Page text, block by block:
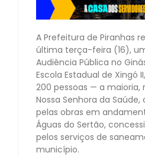
A Prefeitura de Piranhas
última terça-feira (16),
Audiência Pública no
Escola Estadual de Xingó
200 pessoas — a maioria,
Nossa Senhora da
pelas obras em
Águas do Sertão,
pelos serviços de
município.⠀